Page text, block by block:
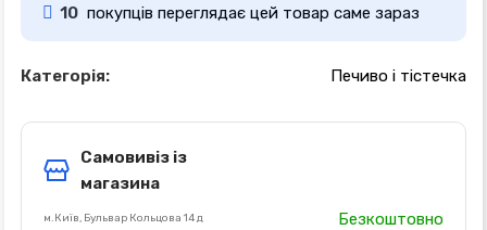
10 покупців переглядає цей товар саме зараз
Категорія: Печиво і тістечка
Самовивіз із
магазина
м.Київ, Бульвар Кольцова 14 д
Безкоштовно